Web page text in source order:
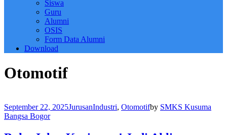
Siswa
Guru
Alumni
OSIS
Form Data Alumni
Download
Otomotif
September 22, 2025JurusanIndustri, Otomotifby SMKS Kusuma
Bangsa Bogor